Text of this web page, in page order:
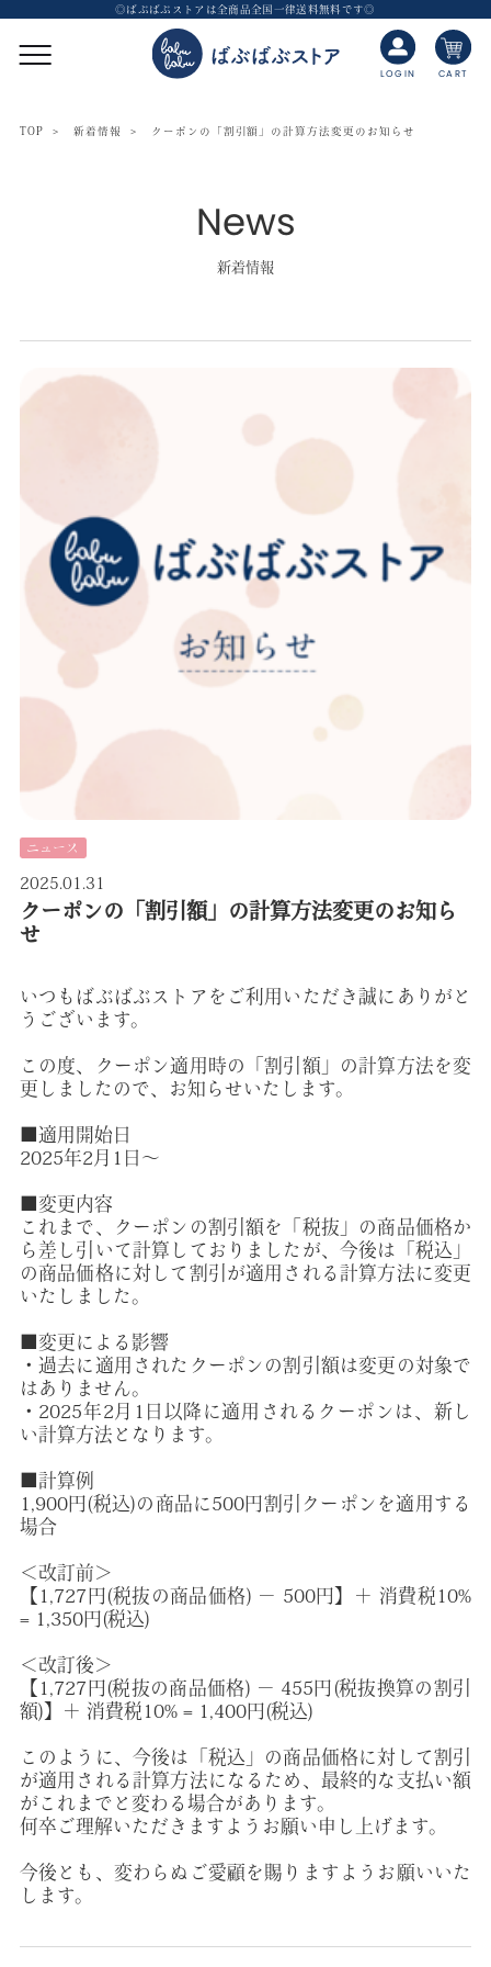
◎ばぶばぶストアは全商品全国一律送料無料です◎
LOGIN CART
TOP 新着情報 クーポンの「割引額」の計算方法変更のお知らせ
News
新着情報
ニュース
2025.01.31
クーポンの「割引額」の計算方法変更のお知ら
せ
いつもばぶばぶストアをご利用いただき誠にありがと
うございます。
この度、クーポン適用時の「割引額」の計算方法を変
更しましたので、お知らせいたします。
■適用開始日
2025年2月1日〜
■変更内容
これまで、クーポンの割引額を「税抜」の商品価格か
ら差し引いて計算しておりましたが、今後は「税込」
の商品価格に対して割引が適用される計算方法に変更
いたしました。
■変更による影響
・過去に適用されたクーポンの割引額は変更の対象で
はありません。
・2025年2月1日以降に適用されるクーポンは、新し
い計算方法となります。
■計算例
1,900円(税込)の商品に500円割引クーポンを適用する
場合
＜改訂前＞
【1,727円(税抜の商品価格) − 500円】＋ 消費税10%
= 1,350円(税込)
＜改訂後＞
【1,727円(税抜の商品価格) − 455円(税抜換算の割引
額)】＋ 消費税10% = 1,400円(税込)
このように、今後は「税込」の商品価格に対して割引
が適用される計算方法になるため、最終的な支払い額
がこれまでと変わる場合があります。
何卒ご理解いただきますようお願い申し上げます。
今後とも、変わらぬご愛顧を賜りますようお願いいた
します。